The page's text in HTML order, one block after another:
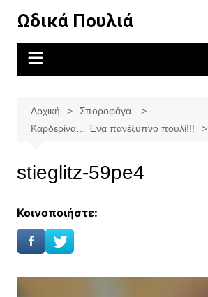
περιεχόμενο
Ωδικά Πουλιά
Αρχική
Σποροφάγα.
Καρδερίνα… Ένα πανέξυπνο πουλί!!!
stieglitz-59pe4
Κοινοποιήστε: